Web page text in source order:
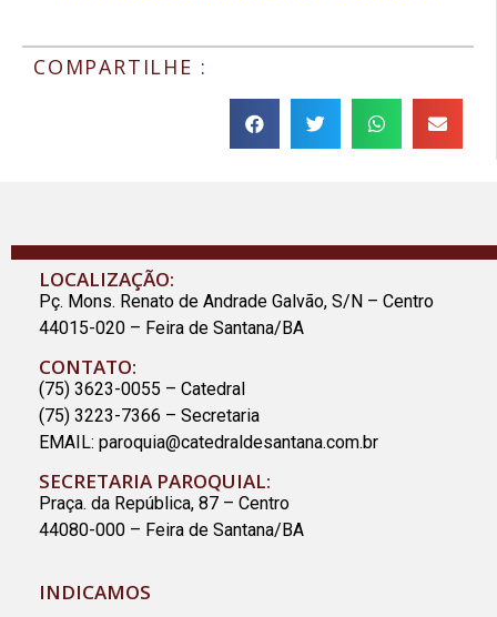
COMPARTILHE :
LOCALIZAÇÃO:
Pç. Mons. Renato de Andrade Galvão, S/N – Centro
44015-020 – Feira de Santana/BA
CONTATO:
(75) 3623-0055 – Catedral
(75) 3223-7366 – Secretaria
EMAIL: paroquia@catedraldesantana.com.br
SECRETARIA PAROQUIAL:
Praça. da República, 87 – Centro
44080-000 – Feira de Santana/BA
INDICAMOS